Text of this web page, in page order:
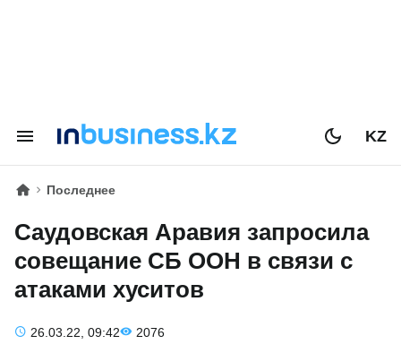
KZ
Последнее
Саудовская Аравия запросила
совещание СБ ООН в связи с
атаками хуситов
26.03.22, 09:42 2076